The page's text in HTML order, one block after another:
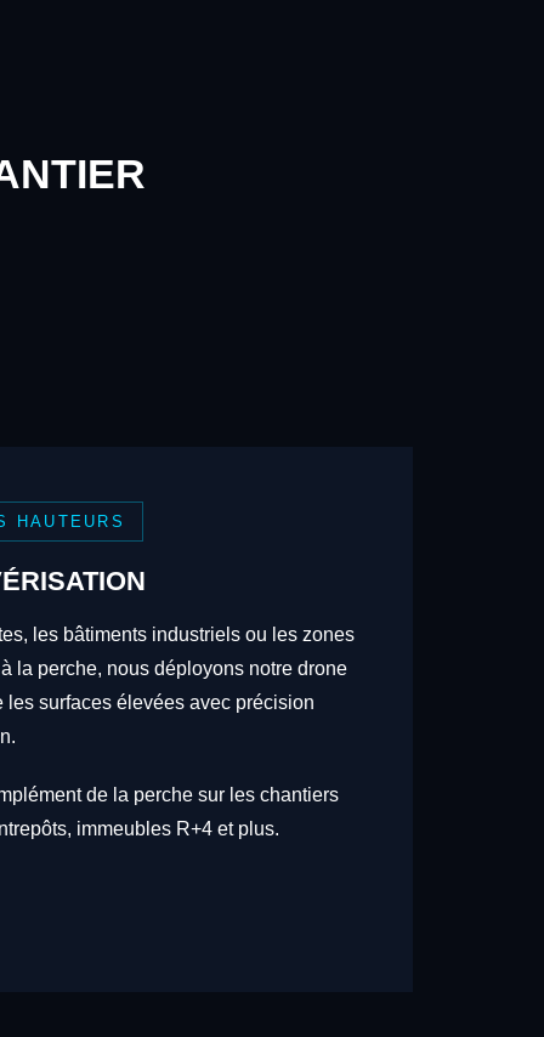
HAUTEURS
les bâtiments industriels ou les zones
la perche, nous déployons notre drone
les surfaces élevées avec précision
de la perche sur les chantiers
immeubles R+4 et plus.